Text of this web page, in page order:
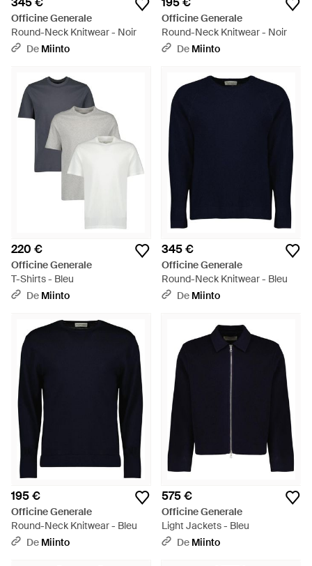
Officine Generale
Round-Neck Knitwear - Noir
De Miinto
Officine Generale
Round-Neck Knitwear - Noir
De Miinto
220 €
Officine Generale
T-Shirts - Bleu
De Miinto
345 €
Officine Generale
Round-Neck Knitwear - Bleu
De Miinto
195 €
Officine Generale
Round-Neck Knitwear - Bleu
De Miinto
575 €
Officine Generale
Light Jackets - Bleu
De Miinto